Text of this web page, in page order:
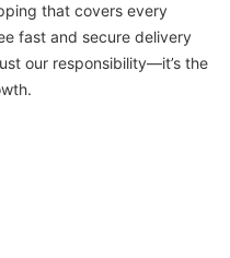
that covers every
fast and secure delivery
our responsibility—it’s the